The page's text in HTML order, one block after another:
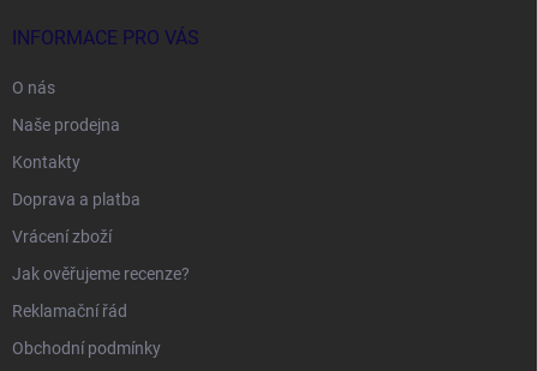
INFORMACE PRO VÁS
O nás
Naše prodejna
Kontakty
Doprava a platba
Vrácení zboží
Jak ověřujeme recenze?
Reklamační řád
Obchodní podmínky